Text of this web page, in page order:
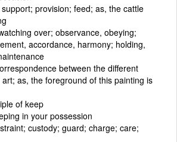
provision; feed; as, the cattle
over; observance, obeying;
accordance, harmony; holding,
between the different
as, the foreground of this painting is
of keep
in your possession
custody; guard; charge; care;